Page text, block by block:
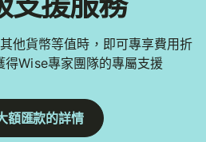
他貨幣等值時，即可專享費用折
得Wise專家團隊的專屬支援
額匯款的詳情